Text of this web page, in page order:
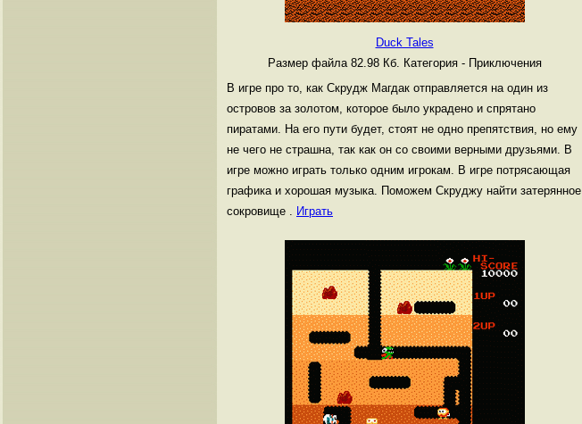
Duck Tales
Размер файла 82.98 Кб. Категория - Приключения
В игре про то, как Скрудж Магдак отправляется на один из
островов за золотом, которое было украдено и спрятано
пиратами. На его пути будет, стоят не одно препятствия, но ему
не чего не страшна, так как он со своими верными друзьями. В
игре можно играть только одним игрокам. В игре потрясающая
графика и хорошая музыка. Поможем Скруджу найти затерянное
сокровище . Играть